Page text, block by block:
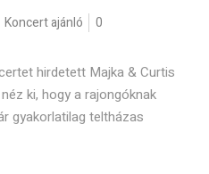
Koncert ajánló
0
hirdetett Majka & Curtis
ki, hogy a rajongóknak
gyakorlatilag teltházas